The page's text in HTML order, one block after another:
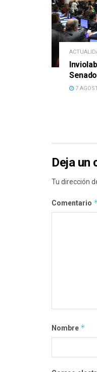
7
Deja un
Tu dirección
Comentario
Nombre *